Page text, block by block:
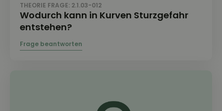
THEORIE FRAGE: 2.1.03-012
Wodurch kann in Kurven Sturzgefahr
entstehen?